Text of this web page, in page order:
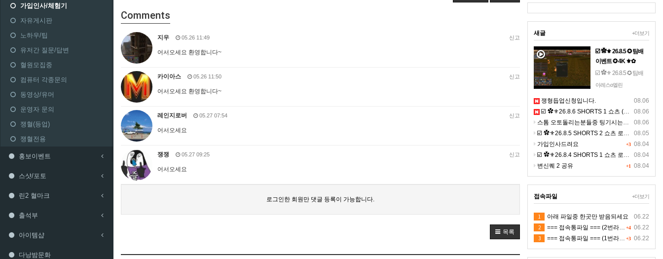
가입인사/체험기
자유게시판
노하우/팁
유저간 질문/답변
혈원모집중
컴퓨터 각종문의
동영상/유머
운영자 문의
쟁혈(등업)
쟁혈전용
홍보이벤트
스샷/포토
린2 혈마크
출석부
아이템샵
다낭밤문화
Comments
지우 05.26 11:49 신고
어서오세요 환영합니다~
카이아스 05.26 11:50 신고
어서오세요 환영합니다~
레인지로버 05.27 07:54 신고
어서오세요
쟁쟁 05.27 09:25 신고
어서오세요
로그인한 회원만 댓글 등록이 가능합니다.
목록
+더보기
새글
☑️ ✿⚜ 26.8.5 ✪ 팀배
이벤트 ✪ 4K ⚜✿
☑️ ✿⚜ 26.8.5 ✪ 팀배
이벤트 ✪ 4K ⚜✿☞ 톱
(고화질) 선명하게 영
상을 보세요. ☜
아레스o엘린
08.06
쟁형듭업신청입니다.
08.06
☑️ ✿⚜26.8.6 SHORTS 1 쇼츠 (BGM) ⚜✿
08.06
스톰 오토돌리는분들중 팅기시는분있나요 ?ㅠㅠ
08.05
☑️ ✿⚜26.8.5 SHORTS 2 쇼츠 로드 (BGM) ⚜✿ 고화질
+3 08.04
가입인사드려요
08.04
☑️ ✿⚜26.8.4 SHORTS 1 쇼츠 로드 (BGM) ⚜✿ 고화질
+1 08.04
변신퀘 2 공유
+더보기
접속파일
06.22
1 아래 파일중 한곳만 받음되세요
+4 06.22
2 === 접속통파일 === (2번라인)
+3 06.22
3 === 접속통파일 === (1번라인)